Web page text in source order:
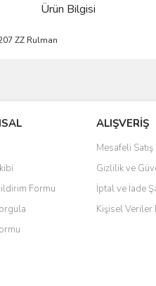
Ürün Bilgisi
ZZ Rulman
Ürün resmi kalitesiz, bozuk veya
Ürün açıklamasında eksik bilgiler
Ürün bilgilerinde hatalar bulunuyor.
Ürün fiyatı diğer sitelerden daha pahalı.
Bu ürüne benzer farklı alternatifler
Formu
ALIŞVERİŞ
Mesafeli
Gizlilik ve
İptal ve İade
Kişisel Veriler